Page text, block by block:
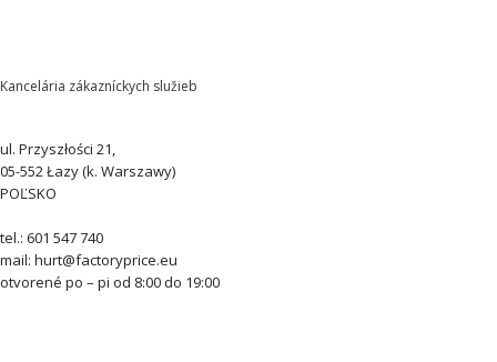
Kancelária zákazníckych služieb
ul. Przyszłości 21,
05-552 Łazy (k. Warszawy)
POĽSKO
tel.: 601 547 740
mail: hurt@factoryprice.eu
otvorené po – pi od 8:00 do 19:00